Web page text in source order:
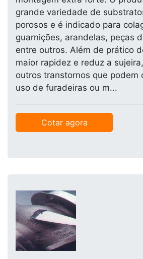
grande variedade de
porosos e é indicado para
guarnições, arandelas, peças
entre outros. Além de prático
maior rapidez e reduz a
outros transtornos que podem
uso de furadeiras ou m...
Cotar agora